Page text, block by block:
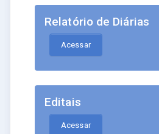
Relatório de Diárias
Acessar
Editais
Acessar